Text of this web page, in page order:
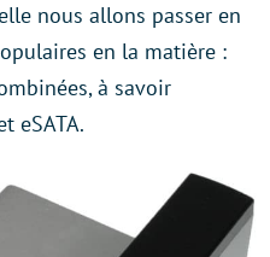
nous allons passer en
en la matière :
à savoir
eSATA.